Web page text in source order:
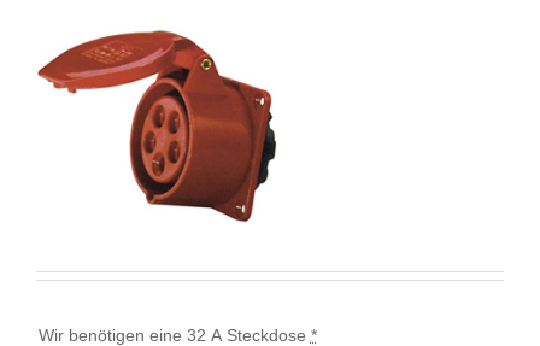
Wir benötigen eine 32 A Steckdose *